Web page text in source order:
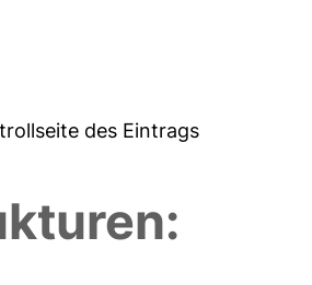
des Eintrags